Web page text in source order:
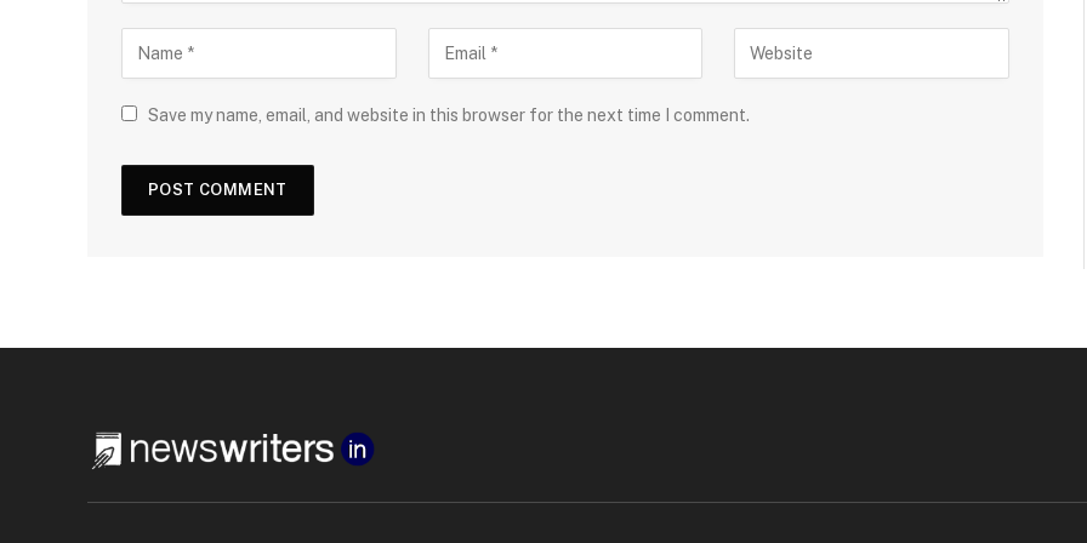
Save my name, email, and website in this browser for the next time I comment.